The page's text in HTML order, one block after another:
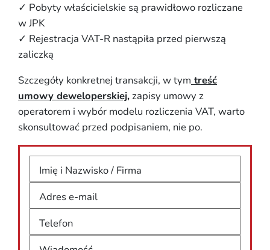
✓ Pobyty właścicielskie są prawidłowo rozliczane
w JPK
✓ Rejestracja VAT-R nastąpiła przed pierwszą
zaliczką
Szczegóły konkretnej transakcji, w tym treść
umowy deweloperskiej, zapisy umowy z
operatorem i wybór modelu rozliczenia VAT, warto
skonsultować przed podpisaniem, nie po.
Imię i Nazwisko / Firma
Adres e-mail
Telefon